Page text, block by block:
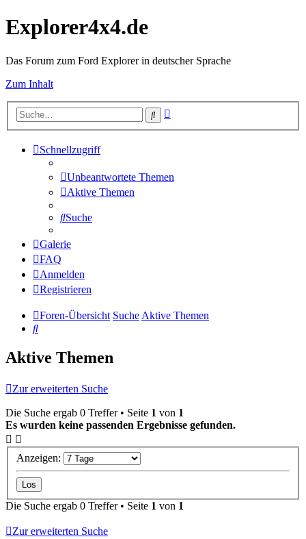
Explorer4x4.de
Das Forum zum Ford Explorer in deutscher Sprache
Zum Inhalt
Suche
Schnellzugriff
Unbeantwortete Themen
Aktive Themen
Suche
Galerie
FAQ
Anmelden
Registrieren
Foren-Übersicht SucheAktive Themen
Suche
Aktive Themen
Zur erweiterten Suche
Die Suche ergab 0 Treffer • Seite 1 von 1
Es wurden keine passenden Ergebnisse gefunden.
Anzeigen:
Die Suche ergab 0 Treffer • Seite 1 von 1
Zur erweiterten Suche